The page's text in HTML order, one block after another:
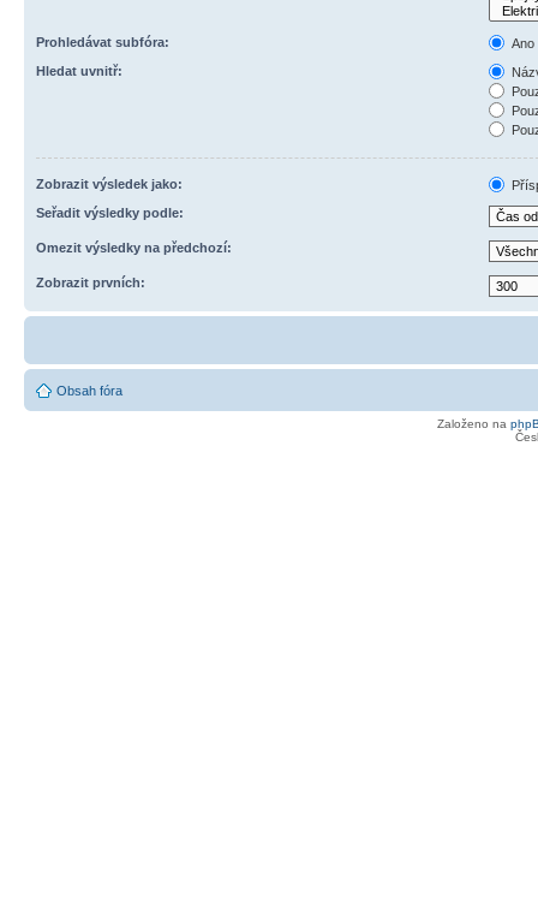
Prohledávat subfóra:
Ano
Hledat uvnitř:
Zobrazit výsledek jako:
Seřadit výsledky podle:
Omezit výsledky na předchozí:
Zobrazit prvních:
Obsah fóra
Založeno na